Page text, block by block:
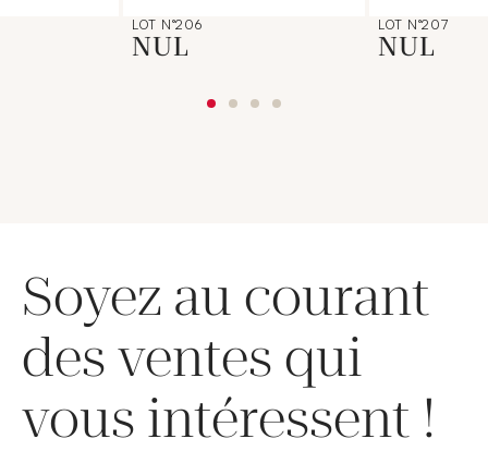
LOT N°206
NUL
LOT N°207
NUL
Soyez au courant
des ventes qui
vous intéressent !